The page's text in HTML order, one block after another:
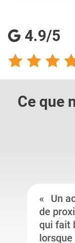
4.9/5
Ce que
Un
de
qui fait
lorsque